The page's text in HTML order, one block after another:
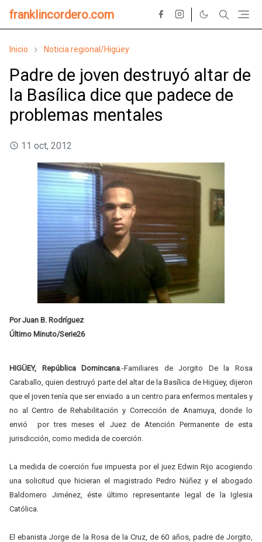
franklincordero.com
Inicio Noticia regional/Higüey
Padre de joven destruyó altar de
la Basílica dice que padece de
problemas mentales
11 oct, 2012
Por Juan B. Rodríguez
Último Minuto/Serie26
HIGÜEY, República Domincana.-Familiares de Jorgito De la Rosa
Caraballo, quien destruyó parte del altar de la Basílica de Higüey, dijeron
que el joven tenía que ser enviado a un centro para enfermos mentales y
no al Centro de Rehabilitación y Corrección de Anamuya, donde lo
envió por tres meses el Juez de Atención Permanente de esta
jurisdicción, como medida de coerción.
La medida de coerción fue impuesta por el juez Edwin Rijo acogiendo
una solicitud que hicieran el magistrado Pedro Núñez y el abogado
Baldomero Jiménez, éste último representante legal de la Iglesia
Católica.
El ebanista Jorge de la Rosa de la Cruz, de 60 años, padre de Jorgito,